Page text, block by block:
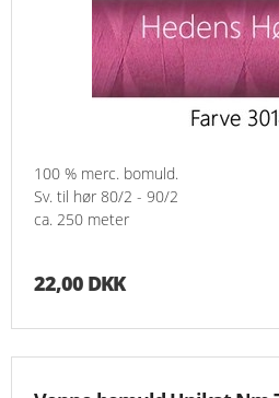
100 % merc. bomuld.
Sv. til hør 80/2 - 90/2
ca. 250 meter
22,00 DKK